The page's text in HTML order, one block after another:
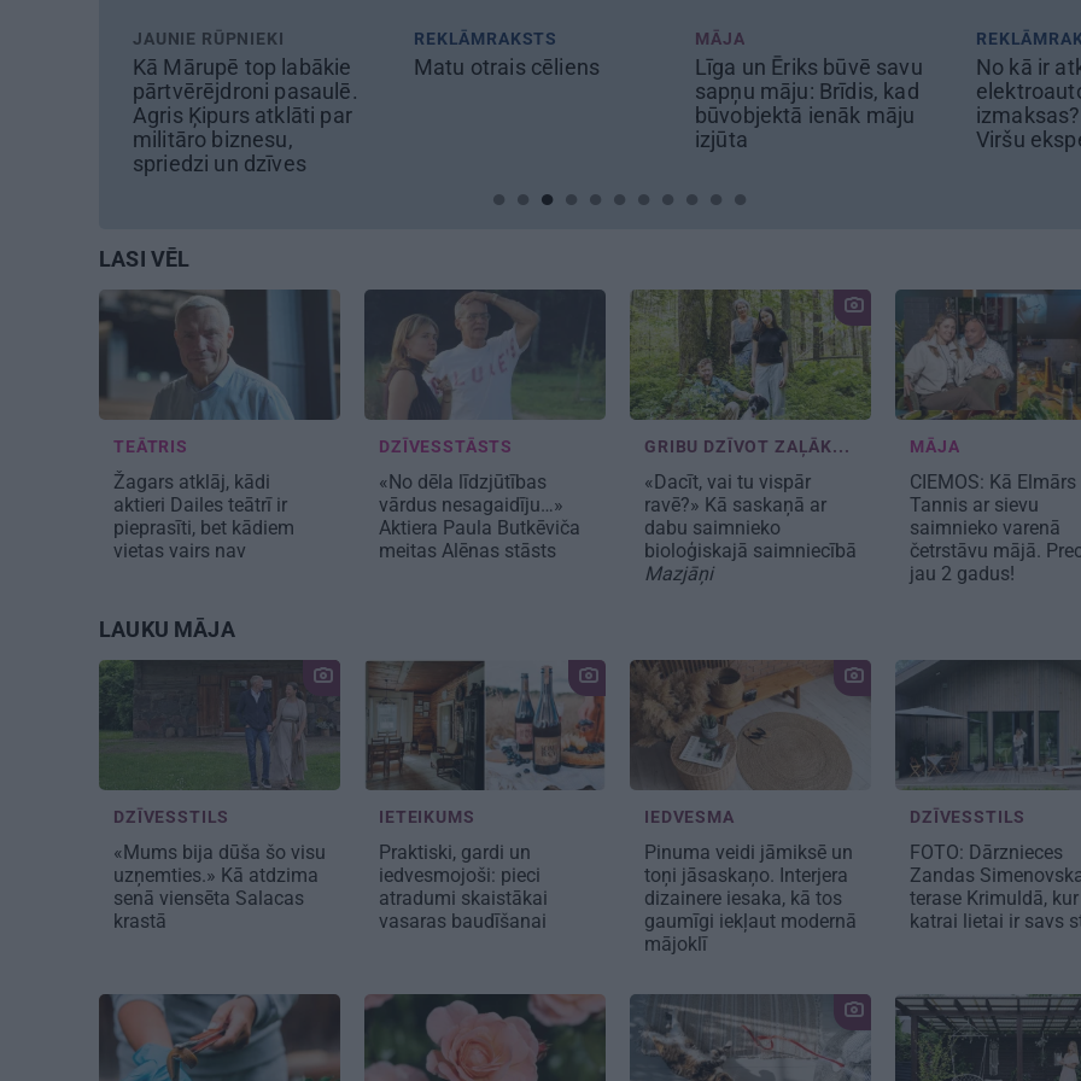
REKLĀMRAKSTS
Matu otrais cēliens
MĀJA
Līga un Ēriks būvē savu
REKLĀMRAKSTS
No kā ir atkarīgas
elektroauto uzlādes
izmaksas? Skaidro
Viršu eksperti
Škoda
pilsētas
Epiq
LASI VĒL
TEĀTRIS
Žagars atklāj, kādi
aktieri Dailes teātrī ir
pieprasīti, bet kādiem
vietas vairs nav
DZĪVESSTĀSTS
«No dēla līdzjūtības
vārdus nesagaidīju…»
Aktiera Paula Butkēviča
meitas Alēnas stāsts
GRIBU DZĪVOT ZAĻĀK...
«Dacīt, vai tu vispār
ravē?» Kā saskaņā ar
dabu saimnieko
bioloģiskajā saimniecībā
Mazjāņi
MĀJA
CIEMOS: Kā Elmārs
Tannis ar sievu
saimnieko varenā
četrstāvu mājā.
jau 2 gadus!
LAUKU MĀJA
DZĪVESSTILS
«Mums bija dūša šo visu
uzņemties.» Kā atdzima
senā viensēta Salacas
krastā
IETEIKUMS
Praktiski, gardi un
iedvesmojoši: pieci
atradumi skaistākai
vasaras baudīšanai
IEDVESMA
Pinuma veidi jāmiksē un
toņi jāsaskaņo. Interjera
dizainere iesaka, kā tos
gaumīgi iekļaut modernā
mājoklī
DZĪVESSTILS
FOTO: Dārznieces
Zandas
terase Krimuldā, kur
katrai lietai ir savs